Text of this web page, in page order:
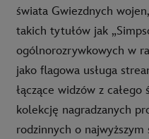
świata Gwiezdnych
takich tytułów jak
ogólnorozrywkowych w
jako flagowa usługa
łączące widzów z
kolekcję nagradzanych
rodzinnych o najwyższym